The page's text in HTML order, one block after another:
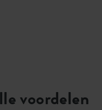
voordelen